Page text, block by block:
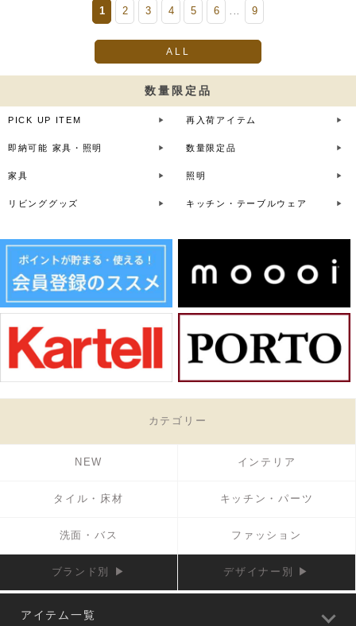
1 2 3 4 5 6 9
ALL
数量限定品
PICK UP ITEM 再入荷アイテム
即納可能 家具・照明 数量限定品
家具 照明
リビンググッズ キッチン・テーブルウェア
カテゴリー
NEW インテリア
タイル・床材 キッチン・パーツ
洗面・バス ファッション
ブランド別 ▶ デザイナー別 ▶
アイテム一覧